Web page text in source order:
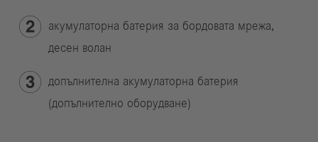
акумулаторна батерия за бордовата мрежа,
десен волан
допълнителна акумулаторна батерия
(допълнително оборудване)